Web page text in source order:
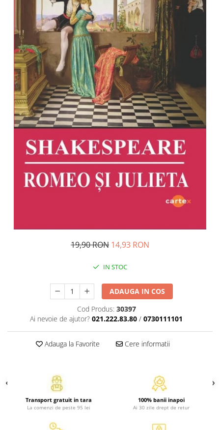
Resurse umane
Vanzari si marketing
Carte scolara
Atlase, dictionare si enciclopedii
Carte prescolara
Carte scolara
Dictionare de limba romana
Ghiduri de conversatie
Invatamant gimnazial
Invatamant primar
Invatarea limbilor straine
Povesti si povestiri
Carti in limba engleza
Literatura si fictiune
Povesti pentru copii
Dictionare si enciclopedii
Dictionare de limba romana
Dictionare tematice
Enciclopedii
Diete si fitness
19,90 RON 14,93 RON
IN STOC
ADAUGA IN COS
Cod Produs: 30397
Ai nevoie de ajutor? 021.222.83.80 / 0730111101
Adauga la Favorite Cere informatii
Transport gratuit in tara
La comenzi de peste 95 lei
100% banii inapoi
Ai 30 zile drept de retur